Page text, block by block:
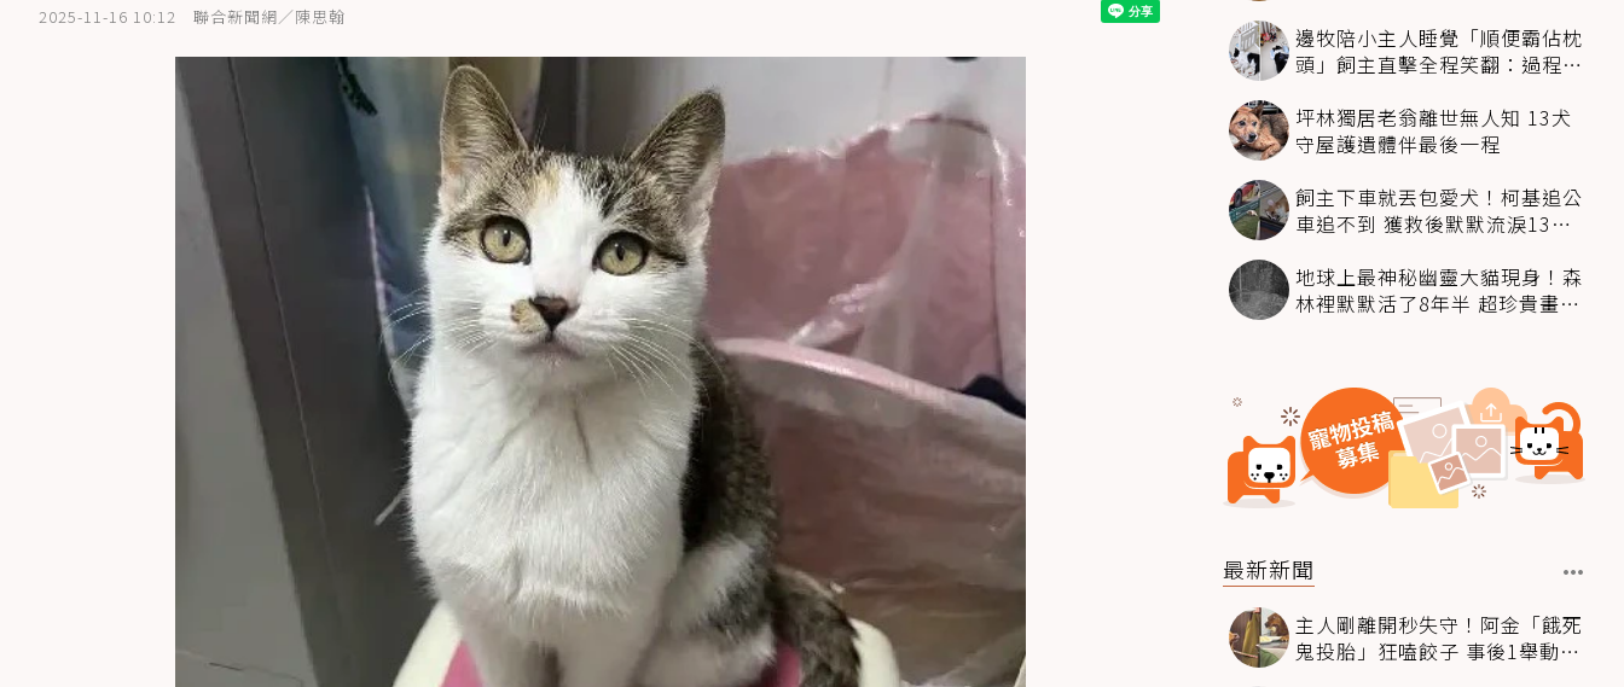
2025-11-16 10:12 聯合新聞網／陳思翰
邊牧陪小主人睡覺「順便霸佔枕
頭」飼主直擊全程笑翻：過程絲
坪林獨居老翁離世無人知 13犬
守屋護遺體伴最後一程
飼主下車就丟包愛犬！柯基追公
車追不到 獲救後默默流淚13萬
地球上最神秘幽靈大貓現身！森
林裡默默活了8年半 超珍貴畫面
最新新聞
主人剛離開秒失守！阿金「餓死
鬼投胎」狂嗑餃子 事後1舉動反